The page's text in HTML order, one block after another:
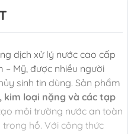
dịch xử lý nước cao cấp
– Mỹ, được nhiều người
sinh tin dùng. Sản phẩm
kim loại nặng và các tạp
môi trường nước an toàn
trong hồ. Với công thức